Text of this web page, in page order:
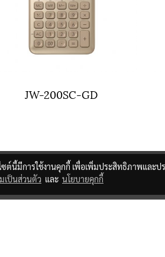
JW-200SC-GD
ซต์นี้มีการใช้งานคุกกี้ เพื่อเพิ่มประสิทธิภาพและ
เป็นส่วนตัว และ นโยบายคุกกี้